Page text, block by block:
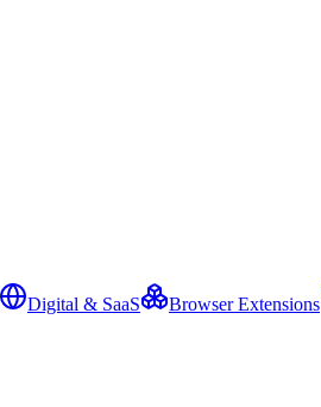
Digital & SaaS Browser Extensions